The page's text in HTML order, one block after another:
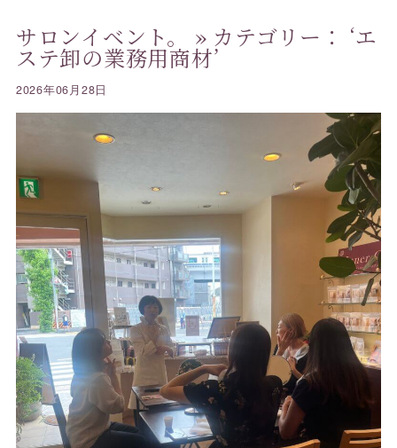
サロンイベント。 » カテゴリー： ‘エ
ステ卸の業務用商材’
2026年06月28日